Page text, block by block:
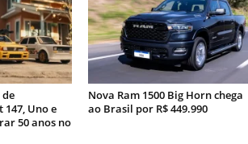
Uno e
50 anos no
Nova Ram 1500 Big Horn chega
ao Brasil por R$ 449.990